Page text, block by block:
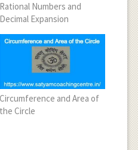
Rational Numbers and
Decimal Expansion
Circumference and Area of
the Circle